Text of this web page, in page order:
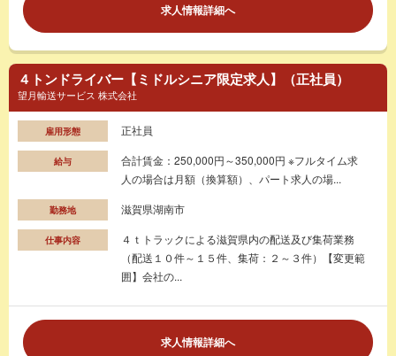
求人情報詳細へ
４トンドライバー【ミドルシニア限定求人】（正社員）
望月輸送サービス 株式会社
雇用形態 正社員
給与
合計賃金：250,000円～350,000円 ※フルタイム求
人の場合は月額（換算額）、パート求人の場...
勤務地 滋賀県湖南市
仕事内容
４ｔトラックによる滋賀県内の配送及び集荷業務
（配送１０件～１５件、集荷：２～３件）【変更範
囲】会社の...
求人情報詳細へ